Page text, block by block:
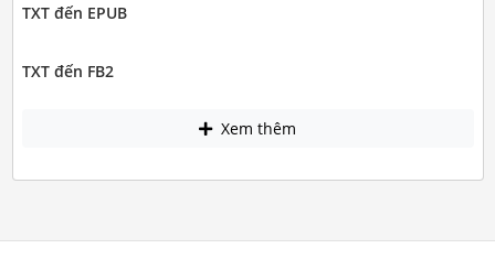
TXT đến EPUB
TXT đến FB2
Xem thêm